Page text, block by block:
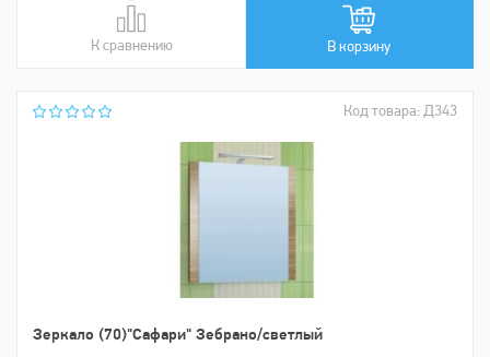
К сравнению
В сравнении В корзину
Код товара: Д343
Зеркало (70)"Сафари" Зебрано/светлый